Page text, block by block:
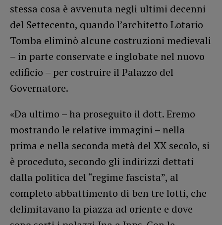
stessa cosa è avvenuta negli ultimi decenni
del Settecento, quando l’architetto Lotario
Tomba eliminò alcune costruzioni medievali
– in parte conservate e inglobate nel nuovo
edificio – per costruire il Palazzo del
Governatore.
«Da ultimo – ha proseguito il dott. Eremo
mostrando le relative immagini – nella
prima e nella seconda metà del XX secolo, si
è proceduto, secondo gli indirizzi dettati
dalla politica del “regime fascista”, al
completo abbattimento di ben tre lotti, che
delimitavano la piazza ad oriente e dove